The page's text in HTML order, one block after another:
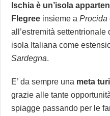
Ischia è un’isola
Flegree insieme aProcida
all’estremità settentrionale
isola Italiana come
Sardegna.
E’ da sempre una meta
grazie alle tante
spiagge passando per le